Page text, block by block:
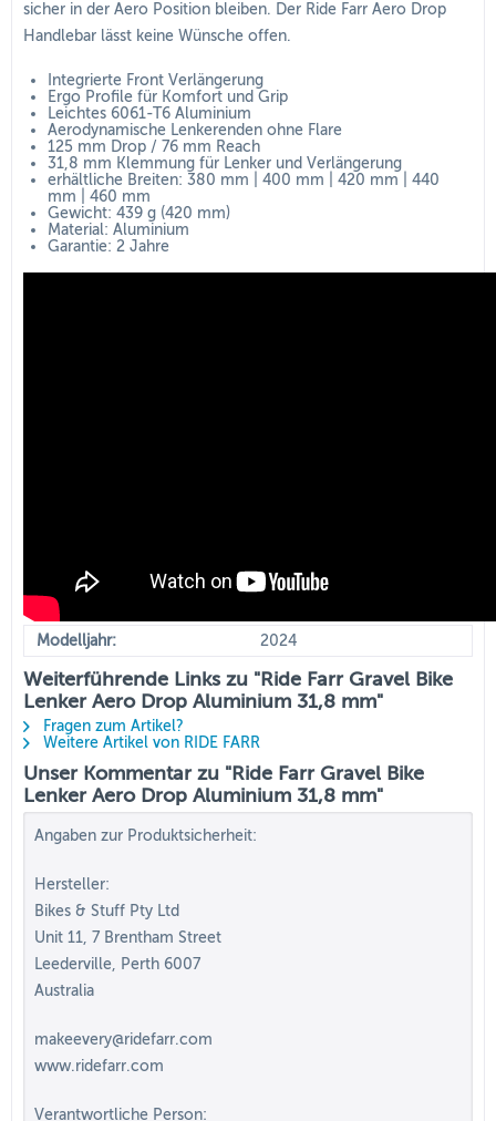
sicher in der Aero Position bleiben. Der Ride Farr Aero Drop
Handlebar lässt keine Wünsche offen.
Integrierte Front Verlängerung
Ergo Profile für Komfort und Grip
Leichtes 6061-T6 Aluminium
Aerodynamische Lenkerenden ohne Flare
125 mm Drop / 76 mm Reach
31,8 mm Klemmung für Lenker und Verlängerung
erhältliche Breiten: 380 mm | 400 mm | 420 mm | 440
mm | 460 mm
Gewicht: 439 g (420 mm)
Material: Aluminium
Garantie: 2 Jahre
Modelljahr: 2024
Weiterführende Links zu "Ride Farr Gravel Bike
Lenker Aero Drop Aluminium 31,8 mm"
Fragen zum Artikel?
Weitere Artikel von RIDE FARR
Unser Kommentar zu "Ride Farr Gravel Bike
Lenker Aero Drop Aluminium 31,8 mm"
Angaben zur Produktsicherheit:
Hersteller:
Bikes & Stuff Pty Ltd
Unit 11, 7 Brentham Street
Leederville, Perth 6007
Australia
makeevery@ridefarr.com
www.ridefarr.com
Verantwortliche Person: